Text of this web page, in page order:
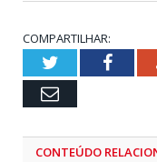
COMPARTILHAR:
Twitter
Email
CONTEÚDO